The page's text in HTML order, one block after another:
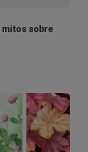
mitos sobre